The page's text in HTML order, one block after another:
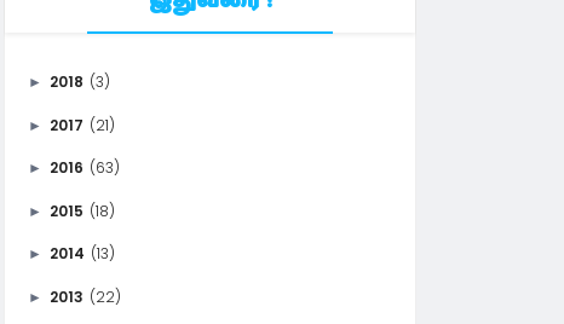
► 2018 (3)
► 2017 (21)
► 2016 (63)
► 2015 (18)
► 2014 (13)
► 2013 (22)